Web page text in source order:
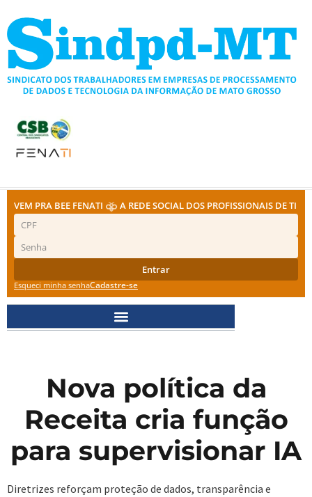
para
conteúdo
VEM PRA BEE FENATI A REDE SOCIAL DOS PROFISSIONAIS DE TI
Entrar
Esqueci minha senhaCadastre-se
Nova política da
Receita cria função
para supervisionar IA
Diretrizes reforçam proteção de dados, transparência e